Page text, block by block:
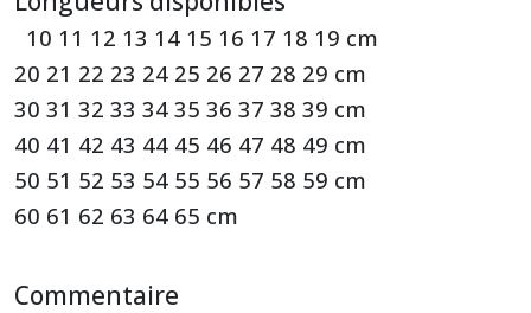
10 11 12 13 14 15 16 17 18 19 cm
20 21 22 23 24 25 26 27 28 29 cm
30 31 32 33 34 35 36 37 38 39 cm
40 41 42 43 44 45 46 47 48 49 cm
50 51 52 53 54 55 56 57 58 59 cm
60 61 62 63 64 65 cm
Commentaire